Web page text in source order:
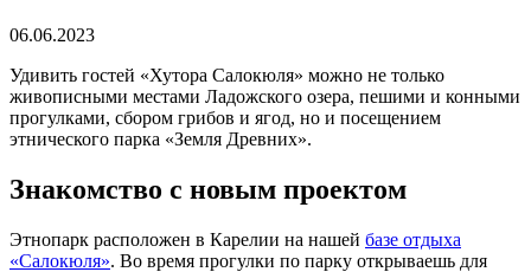
06.06.2023
Удивить гостей «Хутора Салокюля» можно не только
живописными местами Ладожского озера, пешими и конными
прогулками, сбором грибов и ягод, но и посещением
этнического парка «Земля Древних».
Знакомство с новым проектом
Этнопарк расположен в Карелии на нашей базе отдыха
«Салокюля». Во время прогулки по парку открываешь для